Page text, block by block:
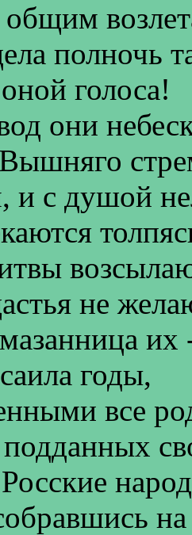
полночь
голоса!
они
и с душой
не
их
годы,
все